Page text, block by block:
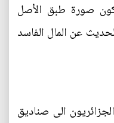
صورة طبق الأصل
عن المال الفاسد
الى صناديق